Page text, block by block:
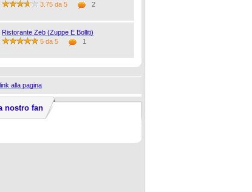
3.75 da 5
2
Ristorante Zeb (Zuppe E Bolliti)
5 da 5
1
alla pagina
nostro fan